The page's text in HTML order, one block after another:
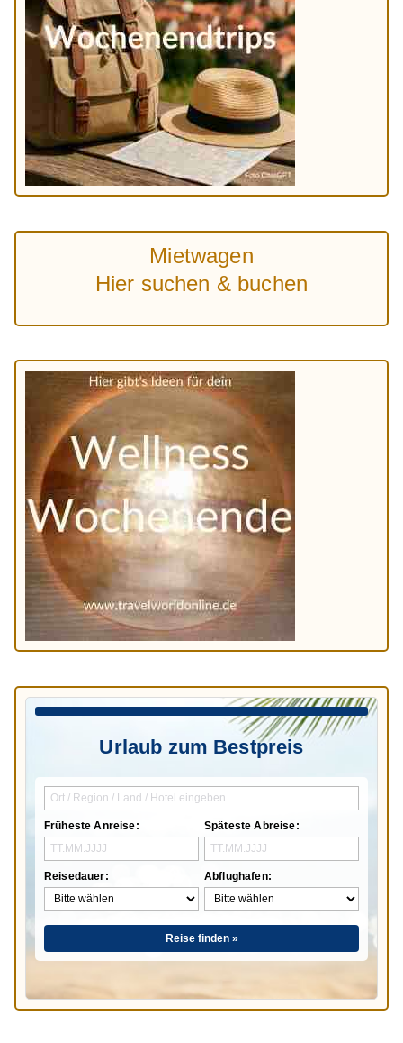
Mietwagen
Hier suchen & buchen
Urlaub zum Bestpreis
Früheste Anreise:
Reisedauer:
Späteste Abreise:
Abflughafen:
Reise finden »